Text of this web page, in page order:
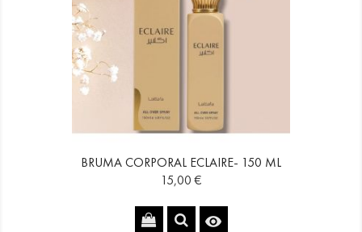
BRUMA CORPORAL ECLAIRE- 150 ML
Precio
15,00 €
